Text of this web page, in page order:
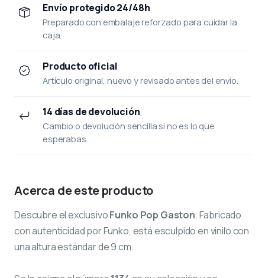
Envío protegido 24/48h
Preparado con embalaje reforzado para cuidar la
caja.
Producto oficial
Artículo original, nuevo y revisado antes del envío.
14 días de devolución
Cambio o devolución sencilla si no es lo que
esperabas.
Acerca de este producto
Descubre el exclusivoFunko Pop Gaston. Fabricado
con autenticidad por Funko, está esculpido en vinilo con
una altura estándar de 9 cm.